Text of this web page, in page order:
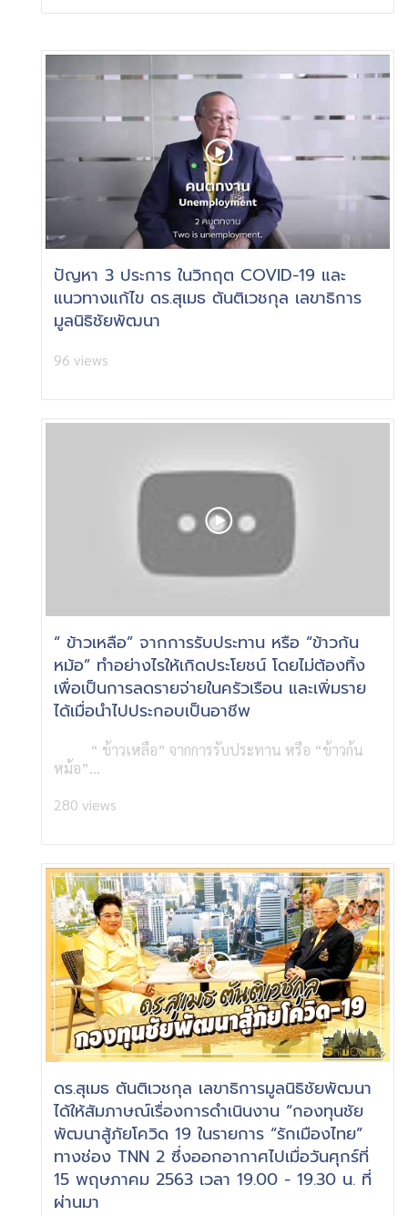
ปัญหา 3 ประการ ในวิกฤต COVID-19 และ
แนวทางแก้ไข ดร.สุเมธ ตันติเวชกุล เลขาธิการ
มูลนิธิชัยพัฒนา
96 views
“ ข้าวเหลือ” จากการรับประทาน หรือ “ข้าวก้น
หม้อ” ทำอย่างไรให้เกิดประโยชน์ โดยไม่ต้องทิ้ง
เพื่อเป็นการลดรายจ่ายในครัวเรือน และเพิ่มราย
ได้เมื่อนำไปประกอบเป็นอาชีพ
“ ข้าวเหลือ” จากการรับประทาน หรือ “ข้าวก้น
หม้อ”...
280 views
ดร.สุเมธ ตันติเวชกุล เลขาธิการมูลนิธิชัยพัฒนา
ได้ให้สัมภาษณ์เรื่องการดำเนินงาน “กองทุนชัย
พัฒนาสู้ภัยโควิด 19 ในรายการ “รักเมืองไทย”
ทางช่อง TNN 2 ซึ่งออกอากาศไปเมื่อวันศุกร์ที่
15 พฤษภาคม 2563 เวลา 19.00 - 19.30 น. ที่
ผ่านมา